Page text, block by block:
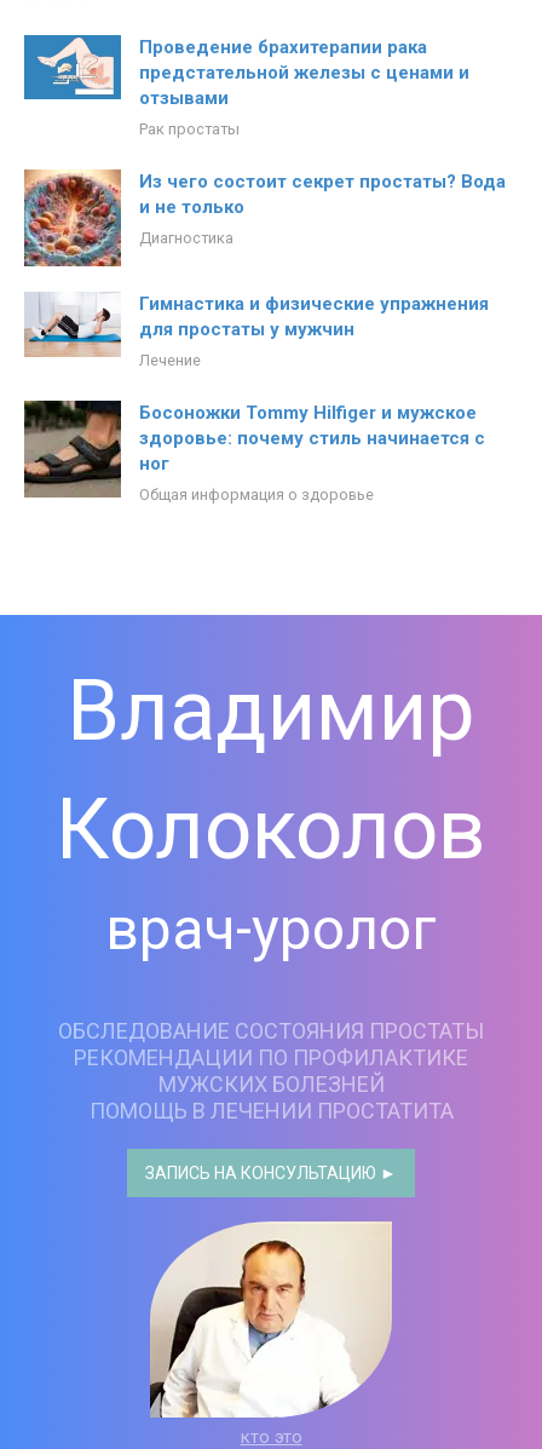
Проведение брахитерапии рака
предстательной железы с ценами и
отзывами
Рак простаты
Из чего состоит секрет простаты? Вода
и не только
Диагностика
Гимнастика и физические упражнения
для простаты у мужчин
Лечение
Босоножки Tommy Hilfiger и мужское
здоровье: почему стиль начинается с
ног
Общая информация о здоровье
Владимир
Колоколов
врач-уролог
ОБСЛЕДОВАНИЕ СОСТОЯНИЯ ПРОСТАТЫ
РЕКОМЕНДАЦИИ ПО ПРОФИЛАКТИКЕ
МУЖСКИХ БОЛЕЗНЕЙ
ПОМОЩЬ В ЛЕЧЕНИИ ПРОСТАТИТА
ЗАПИСЬ НА КОНСУЛЬТАЦИЮ ►
кто это